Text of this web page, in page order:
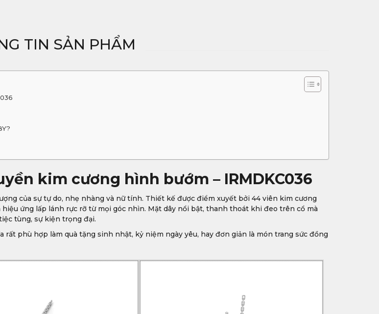
TIN SẢN PHẨM
kim cương hình bướm – IRMDKC036
của sự tự do, nhẹ nhàng và nữ tính. Thiết kế được điểm xuyết bởi 44 viên kim cương
ứng lấp lánh rực rỡ từ mọi góc nhìn. Mặt dây nổi bật, thanh thoát khi đeo trên cổ mà
tùng, sự kiện trọng đại.
phù hợp làm quà tặng sinh nhật, kỷ niệm ngày yêu, hay đơn giản là món trang sức đồng